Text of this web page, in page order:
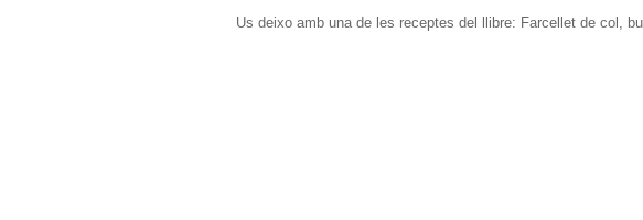
Us deixo amb una de les receptes del llibre: Farcellet de col,